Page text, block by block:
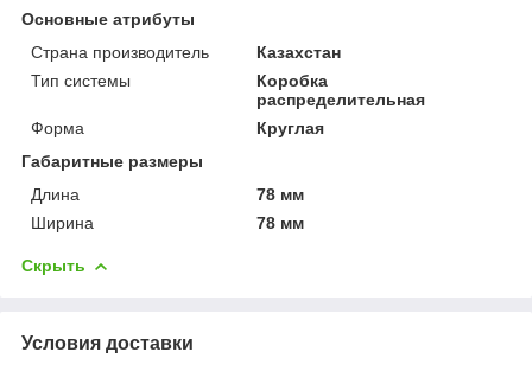
Основные атрибуты
Страна производитель
Казахстан
Тип системы
Коробка
распределительная
Форма
Круглая
Габаритные размеры
Длина
78 мм
Ширина
78 мм
Скрыть
Условия доставки